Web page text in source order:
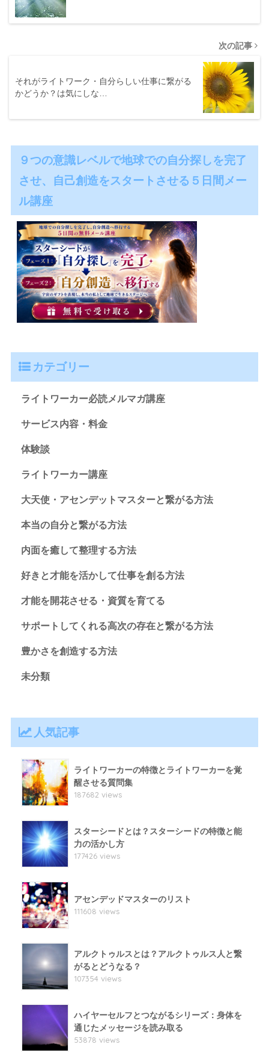
次の記事
それがライトワーク・自分らしい仕事に繋がる
かどうか？は気にしな…
９つの意識レベルで地球での自分探しを完了
させ、自己創造をスタートさせる５日間メー
ル講座
カテゴリー
ライトワーカー必読メルマガ講座
サービス内容・料金
体験談
ライトワーカー講座
大天使・アセンデットマスターと繋がる方法
本当の自分と繋がる方法
内面を癒して整理する方法
好きと才能を活かして仕事を創る方法
才能を開花させる・資質を育てる
サポートしてくれる高次の存在と繋がる方法
豊かさを創造する方法
未分類
人気記事
ライトワーカーの特徴とライトワーカーを覚
醒させる質問集
187682 views
スターシードとは？スターシードの特徴と能
力の活かし方
177426 views
アセンデッドマスターのリスト
111608 views
アルクトゥルスとは？アルクトゥルス人と繋
がるとどうなる？
107354 views
ハイヤーセルフとつながるシリーズ：身体を
通じたメッセージを読み取る
53878 views